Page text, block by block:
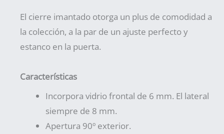
El cierre imantado otorga un plus de comodidad a
la colección, a la par de un ajuste perfecto y
estanco en la puerta.
Características
Incorpora vidrio frontal de 6 mm. El lateral
siempre de 8 mm.
Apertura 90º exterior.